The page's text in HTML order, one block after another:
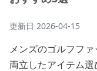
更新日 2026-04-15
メンズのゴルフフ
両立したアイテム選